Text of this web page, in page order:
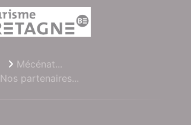
Mécénat...
Nos partenaires...